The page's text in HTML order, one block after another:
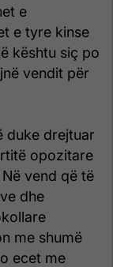
e
e tyre kinse
kështu siç po
vendit për
duke drejtuar
opozitare
vend që të
dhe
me shumë
ecet me